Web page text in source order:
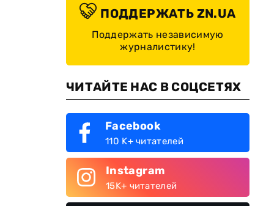
ПОДДЕРЖАТЬ ZN.UA
Поддержать независимую
журналистику!
ЧИТАЙТЕ НАС В СОЦСЕТЯХ
Facebook
110 K+ читателей
Instagram
15K+ читателей